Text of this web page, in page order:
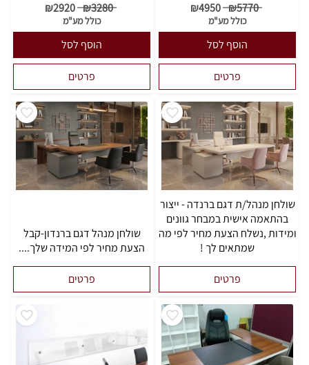
₪5770
₪4950
כולל מע"מ
הוסף לסל
פרטים
₪3280
₪2920
כולל מע"מ
הוסף לסל
פרטים
שולחן מנהל/ת דגם ברנדה - ייצור
בהתאמה אישית במבחר גוונים
ומידות ,נשלח הצעת מחיר לפי מה
שמתאים לך !
פרטים
שולחן מנהל דגם ברנדון-קבל
הצעת מחיר לפי המידה שלך....
פרטים